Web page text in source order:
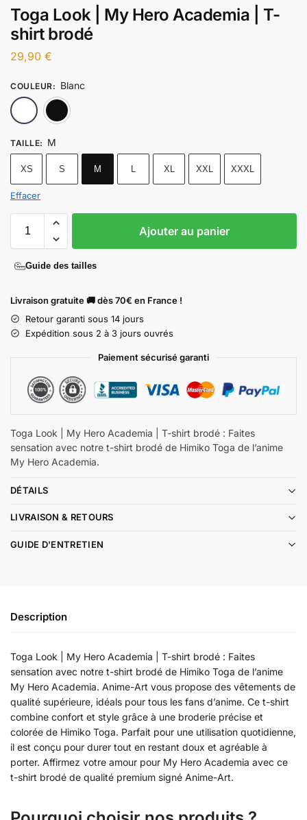
Toga Look | My Hero Academia | T-
shirt brodé
29,90 €
COULEUR: Blanc
TAILLE: M
XS S M L XL XXL XXXL
Effacer
Ajouter au panier
Guide des tailles
Livraison gratuite 🚚 dès 70€ en France !
Retour garanti sous 14 jours
Expédition sous 2 à 3 jours ouvrés
Paiement sécurisé garanti
Toga Look | My Hero Academia | T-shirt brodé : Faites
sensation avec notre t-shirt brodé de Himiko Toga de l’anime
My Hero Academia.
DÉTAILS
LIVRAISON & RETOURS
GUIDE D'ENTRETIEN
Description
Toga Look | My Hero Academia | T-shirt brodé : Faites
sensation avec notre t-shirt brodé de Himiko Toga de l’anime
My Hero Academia. Anime-Art vous propose des vêtements de
qualité supérieure, idéals pour tous les fans d’anime. Ce t-shirt
combine confort et style grâce à une broderie précise et
colorée de Himiko Toga. Parfait pour une utilisation quotidienne,
il est conçu pour durer tout en restant doux et agréable à
porter. Affirmez votre amour pour My Hero Academia avec ce
t-shirt brodé de qualité premium signé Anime-Art.